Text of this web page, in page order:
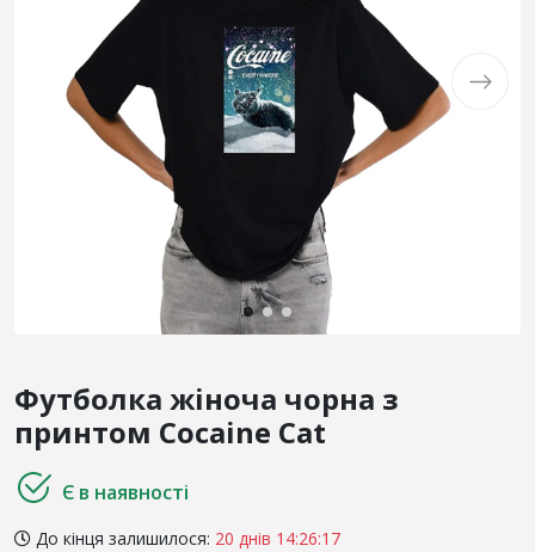
Футболка жіноча чорна з
принтом Cocaine Cat
Є в наявності
До кінця залишилося: 20 днів 14:26:17